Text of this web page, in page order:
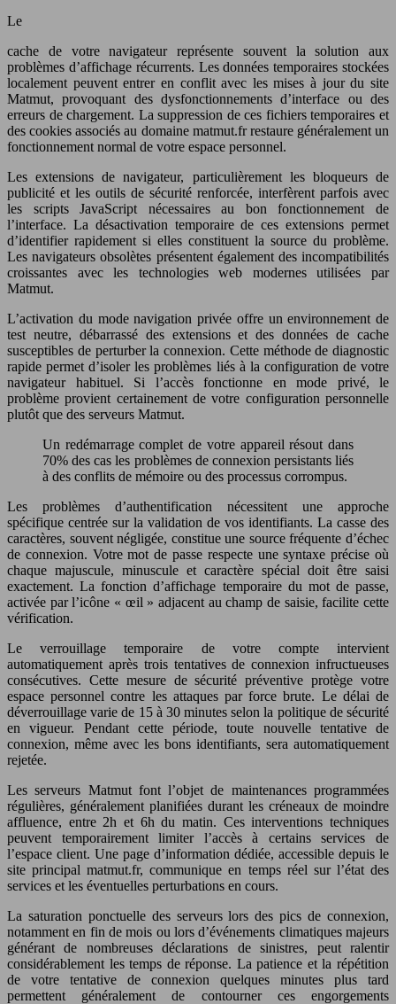
Le
cache de votre navigateur représente souvent la solution aux
problèmes d’affichage récurrents. Les données temporaires stockées
localement peuvent entrer en conflit avec les mises à jour du site
Matmut, provoquant des dysfonctionnements d’interface ou des
erreurs de chargement. La suppression de ces fichiers temporaires et
des cookies associés au domaine matmut.fr restaure généralement un
fonctionnement normal de votre espace personnel.
Les extensions de navigateur, particulièrement les bloqueurs de
publicité et les outils de sécurité renforcée, interfèrent parfois avec
les scripts JavaScript nécessaires au bon fonctionnement de
l’interface. La désactivation temporaire de ces extensions permet
d’identifier rapidement si elles constituent la source du problème.
Les navigateurs obsolètes présentent également des incompatibilités
croissantes avec les technologies web modernes utilisées par
Matmut.
L’activation du mode navigation privée offre un environnement de
test neutre, débarrassé des extensions et des données de cache
susceptibles de perturber la connexion. Cette méthode de diagnostic
rapide permet d’isoler les problèmes liés à la configuration de votre
navigateur habituel. Si l’accès fonctionne en mode privé, le
problème provient certainement de votre configuration personnelle
plutôt que des serveurs Matmut.
Un redémarrage complet de votre appareil résout dans
70% des cas les problèmes de connexion persistants liés
à des conflits de mémoire ou des processus corrompus.
Les problèmes d’authentification nécessitent une approche
spécifique centrée sur la validation de vos identifiants. La casse des
caractères, souvent négligée, constitue une source fréquente d’échec
de connexion. Votre mot de passe respecte une syntaxe précise où
chaque majuscule, minuscule et caractère spécial doit être saisi
exactement. La fonction d’affichage temporaire du mot de passe,
activée par l’icône « œil » adjacent au champ de saisie, facilite cette
vérification.
Le verrouillage temporaire de votre compte intervient
automatiquement après trois tentatives de connexion infructueuses
consécutives. Cette mesure de sécurité préventive protège votre
espace personnel contre les attaques par force brute. Le délai de
déverrouillage varie de 15 à 30 minutes selon la politique de sécurité
en vigueur. Pendant cette période, toute nouvelle tentative de
connexion, même avec les bons identifiants, sera automatiquement
rejetée.
Les serveurs Matmut font l’objet de maintenances programmées
régulières, généralement planifiées durant les créneaux de moindre
affluence, entre 2h et 6h du matin. Ces interventions techniques
peuvent temporairement limiter l’accès à certains services de
l’espace client. Une page d’information dédiée, accessible depuis le
site principal matmut.fr, communique en temps réel sur l’état des
services et les éventuelles perturbations en cours.
La saturation ponctuelle des serveurs lors des pics de connexion,
notamment en fin de mois ou lors d’événements climatiques majeurs
générant de nombreuses déclarations de sinistres, peut ralentir
considérablement les temps de réponse. La patience et la répétition
de votre tentative de connexion quelques minutes plus tard
permettent généralement de contourner ces engorgements